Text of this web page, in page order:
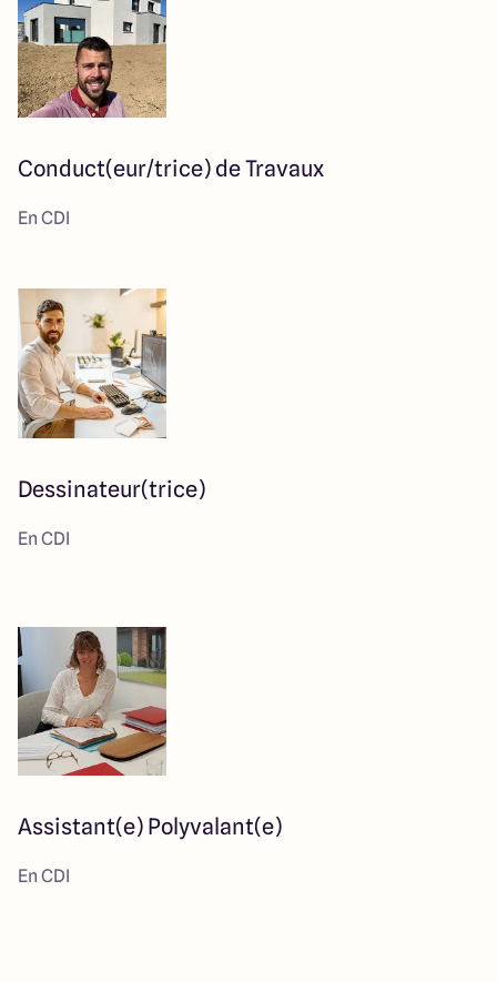
Conduct(eur/trice) de Travaux
En CDI
Dessinateur(trice)
En CDI
Assistant(e) Polyvalant(e)
En CDI